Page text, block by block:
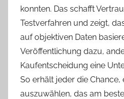
konnten. Das schafft
Testverfahren und zeigt,
auf objektiven Daten
Veröffentlichung dazu,
Kaufentscheidung eine
So erhält jeder die Chance,
auszuwählen, das am